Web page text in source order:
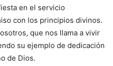
en el servicio
con los principios divinos.
que nos llama a vivir
su ejemplo de dedicación
de Dios.